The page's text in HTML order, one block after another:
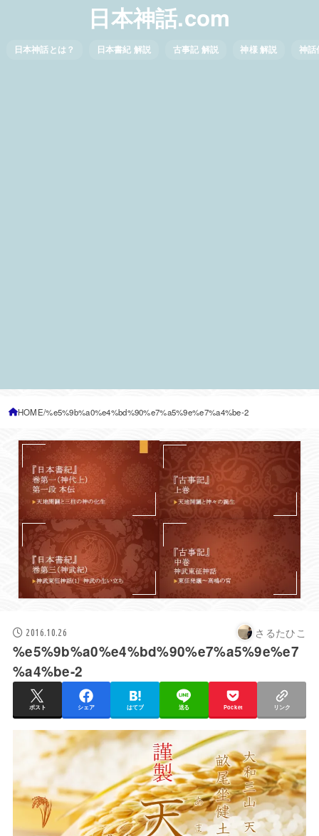
日本神話.com
日本神話とは？ 日本書紀 解説 古事記 解説 神様 解説 神話
HOME %e5%9b%a0%e4%bd%90%e7%a5%9e%e7%a4%be-2
2016.10.26 さるたひこ
%e5%9b%a0%e4%bd%90%e7%a5%9e%e7
%a4%be-2
ポスト シェア はてブ 送る Pocket リンク